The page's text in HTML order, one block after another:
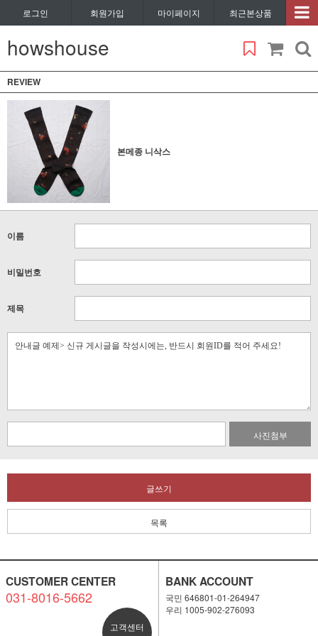
로그인 회원가입 마이페이지 최근본상품
howshouse
REVIEW
본메종 니삭스
이름
비밀번호
제목
사진첨부
글쓰기
목록
CUSTOMER CENTER
031-8016-5662
고객센터
BANK ACCOUNT
국민 646801-01-264947
우리 1005-902-276093